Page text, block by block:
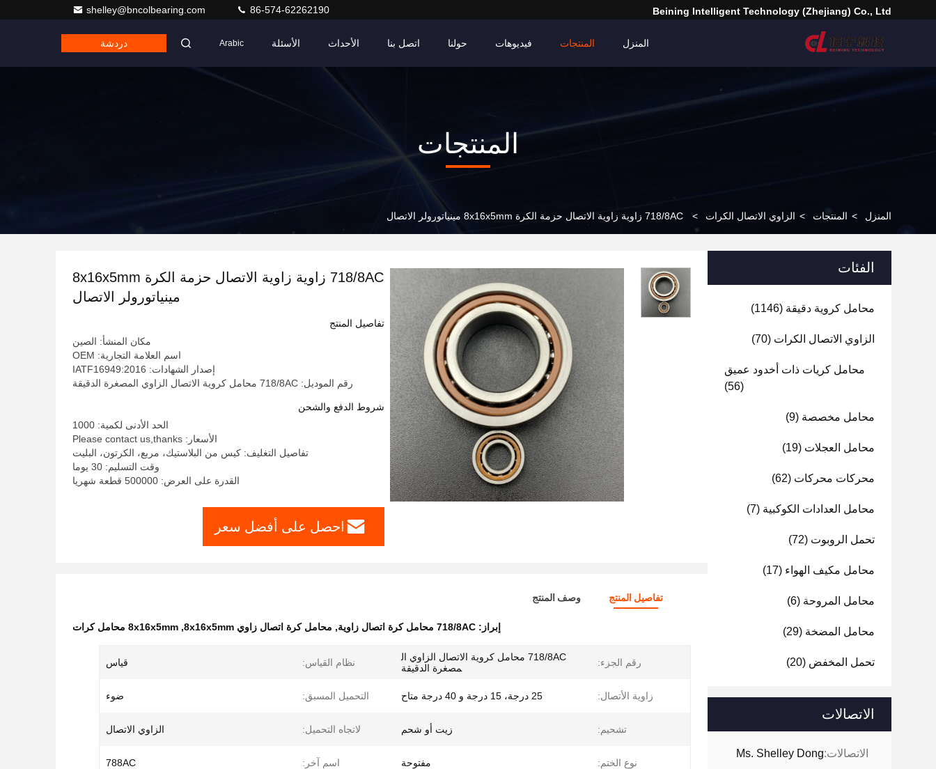
Beining Intelligent Technology (Zhejiang) Co., Ltd
shelley@bncolbearing.com 86-574-62262190
المنزل المنتجات فيديوهات حولنا اتصل بنا الأحداث الأسئلة Arabic دردشة
المنتجات
المنزل > المنتجات > الزاوي الاتصال الكرات > 718/8AC زاوية زاوية الاتصال حزمة الكرة 8x16x5mm مينياتورولر الاتصال
الفئات
محامل كروية دقيقة (1146)
الزاوي الاتصال الكرات (70)
محامل كريات ذات أخدود عميق
(56)
محامل مخصصة (9)
محامل العجلات (19)
محركات محركات (62)
محامل العدادات الكوكبية (7)
تحمل الروبوت (72)
محامل مكيف الهواء (17)
محامل المروحة (6)
محامل المضخة (29)
تحمل المخفض (20)
الاتصالات
الاتصالات:Ms. Shelley Dong
718/8AC زاوية زاوية الاتصال حزمة الكرة 8x16x5mm
مينياتورولر الاتصال
تفاصيل المنتج
مكان المنشأ: الصين
اسم العلامة التجارية: OEM
إصدار الشهادات: IATF16949:2016
رقم الموديل: 718/8AC محامل كروية الاتصال الزاوي المصغرة الدقيقة
شروط الدفع والشحن
الحد الأدنى لكمية: 1000
الأسعار: Please contact us,thanks
تفاصيل التغليف: كيس من البلاستيك، مربع، الكرتون، البليت
وقت التسليم: 30 يوما
القدرة على العرض: 500000 قطعة شهريا
احصل على أفضل سعر
تفاصيل المنتج وصف المنتج
إبراز: 718/8AC محامل كرة اتصال زاوية , محامل كرة اتصال زاوي 8x16x5mm , 8x16x5mm محامل كرات
رقم الجزء:
718/8AC محامل كروية الاتصال الزاوي ال
مصغرة الدقيقة
نظام القياس: قياس
زاوية الأتصال: 25 درجة، 15 درجة و 40 درجة متاح التحميل المسبق: ضوء
تشحيم: زيت أو شحم لاتجاه التحميل: الزاوي الاتصال
نوع الختم: مفتوحة اسم آخر: 788AC